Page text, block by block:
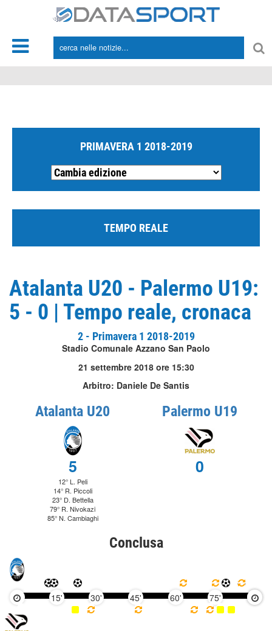
PRIMAVERA 1 2018-2019
TEMPO REALE
Atalanta U20 - Palermo U19:
5 - 0 | Tempo reale, cronaca
2 - Primavera 1 2018-2019
Stadio Comunale Azzano San Paolo
21 settembre 2018 ore 15:30
Arbitro: Daniele De Santis
Atalanta U20
5
12° L. Peli
14° R. Piccoli
23° D. Bettella
79° R. Nivokazi
85° N. Cambiaghi
Palermo U19
0
Conclusa
15' 30' 45' 60' 75' 90'